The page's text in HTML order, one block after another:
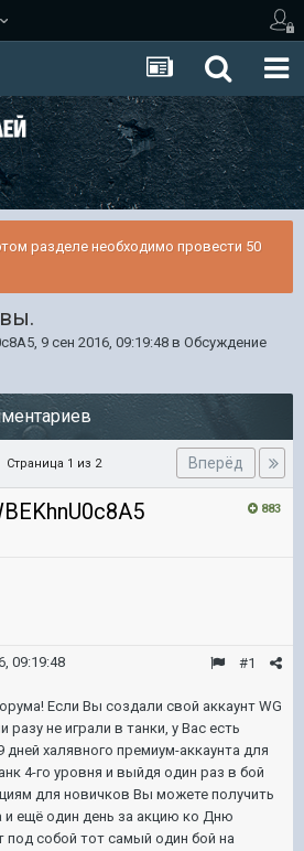
разделе необходимо провести 50
, 9 сен 2016, 09:19:48 в Обсуждение
Вперёд
Страница 1 из 2
883
#1
09:19:48
Если Вы создали свой аккаунт WG
разу не играли в танки, у Вас есть
халявного премиум-аккаунта для
4-го уровня и выйдя один раз в бой
для новичков Вы можете получить
и ещё один день за акцию ко Дню
под собой тот самый один бой на